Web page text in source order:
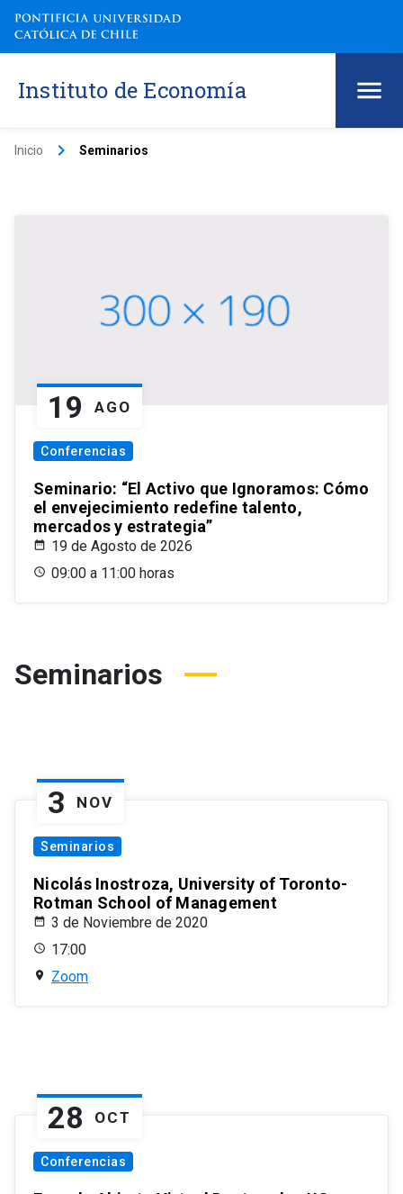
Instituto de Economía
Inicio keyboard_arrow_right Seminarios
19 AGO
Conferencias
Seminario: “El Activo que Ignoramos: Cómo
el envejecimiento redefine talento,
mercados y estrategia”
19 de Agosto de 2026
09:00 a 11:00 horas
Seminarios
3 NOV
Seminarios
Nicolás Inostroza, University of Toronto-
Rotman School of Management
3 de Noviembre de 2020
17:00
Zoom
28 OCT
Conferencias